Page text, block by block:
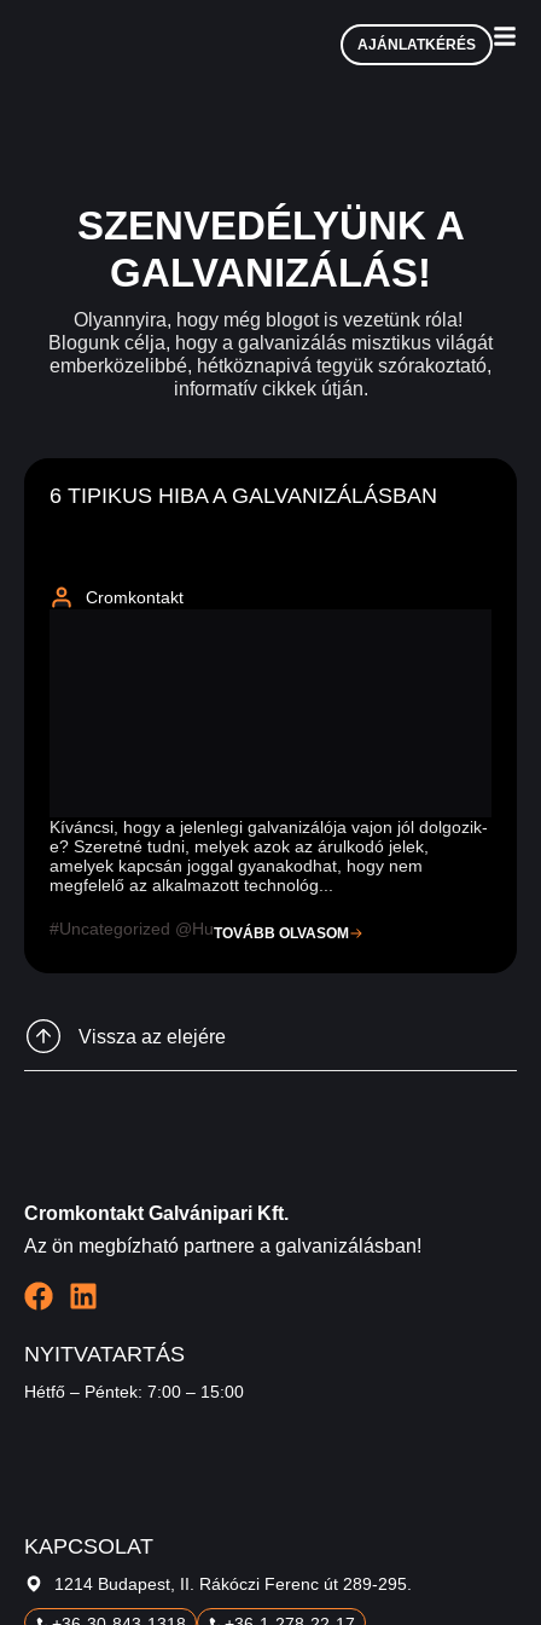
AJÁNLATKÉRÉS
SZENVEDÉLYÜNK A
GALVANIZÁLÁS!
Olyannyira, hogy még blogot is vezetünk róla!
Blogunk célja, hogy a galvanizálás misztikus világát
emberközelibbé, hétköznapivá tegyük szórakoztató,
informatív cikkek útján.
6 TIPIKUS HIBA A GALVANIZÁLÁSBAN
Cromkontakt
Kíváncsi, hogy a jelenlegi galvanizálója vajon jól dolgozik-
e? Szeretné tudni, melyek azok az árulkodó jelek,
amelyek kapcsán joggal gyanakodhat, hogy nem
megfelelő az alkalmazott technológ...
Uncategorized @huTOVÁBB OLVASOM
Vissza az elejére
Cromkontakt Galvánipari Kft.
Az ön megbízható partnere a galvanizálásban!
NYITVATARTÁS
Hétfő – Péntek: 7:00 – 15:00
KAPCSOLAT
1214 Budapest, II. Rákóczi Ferenc út 289-295.